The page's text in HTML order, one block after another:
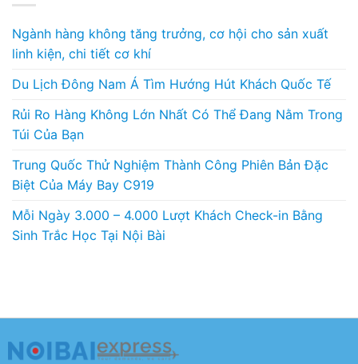
Ngành hàng không tăng trưởng, cơ hội cho sản xuất
linh kiện, chi tiết cơ khí
Du Lịch Đông Nam Á Tìm Hướng Hút Khách Quốc Tế
Rủi Ro Hàng Không Lớn Nhất Có Thể Đang Nằm Trong
Túi Của Bạn
Trung Quốc Thử Nghiệm Thành Công Phiên Bản Đặc
Biệt Của Máy Bay C919
Mỗi Ngày 3.000 – 4.000 Lượt Khách Check-in Bằng
Sinh Trắc Học Tại Nội Bài